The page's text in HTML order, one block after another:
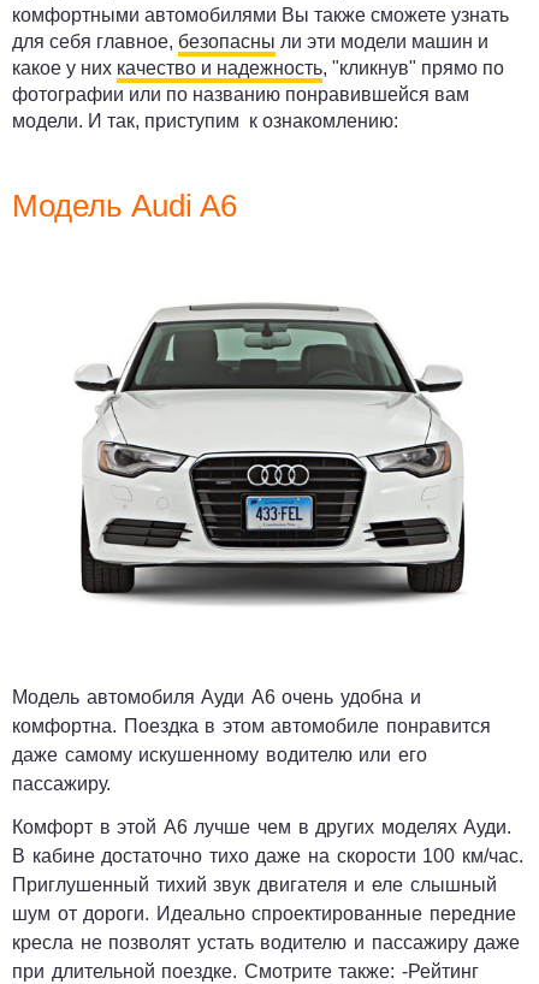
комфортными автомобилями Вы также сможете узнать
для себя главное, безопасны ли эти модели машин и
какое у них качество и надежность, "кликнув" прямо по
фотографии или по названию понравившейся вам
модели. И так, приступим к ознакомлению:
Модель Audi A6
Модель автомобиля Ауди А6 очень удобна и
комфортна. Поездка в этом автомобиле понравится
даже самому искушенному водителю или его
пассажиру.
Комфорт в этой А6 лучше чем в других моделях Ауди.
В кабине достаточно тихо даже на скорости 100 км/час.
Приглушенный тихий звук двигателя и еле слышный
шум от дороги. Идеально спроектированные передние
кресла не позволят устать водителю и пассажиру даже
при длительной поездке. Смотрите также: -Рейтинг